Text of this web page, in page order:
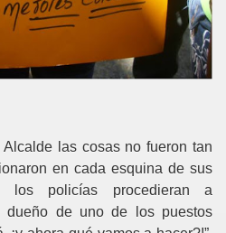
las cosas no fueron tan
en cada esquina de sus
los policías procedieran a
dueño de uno de los puestos